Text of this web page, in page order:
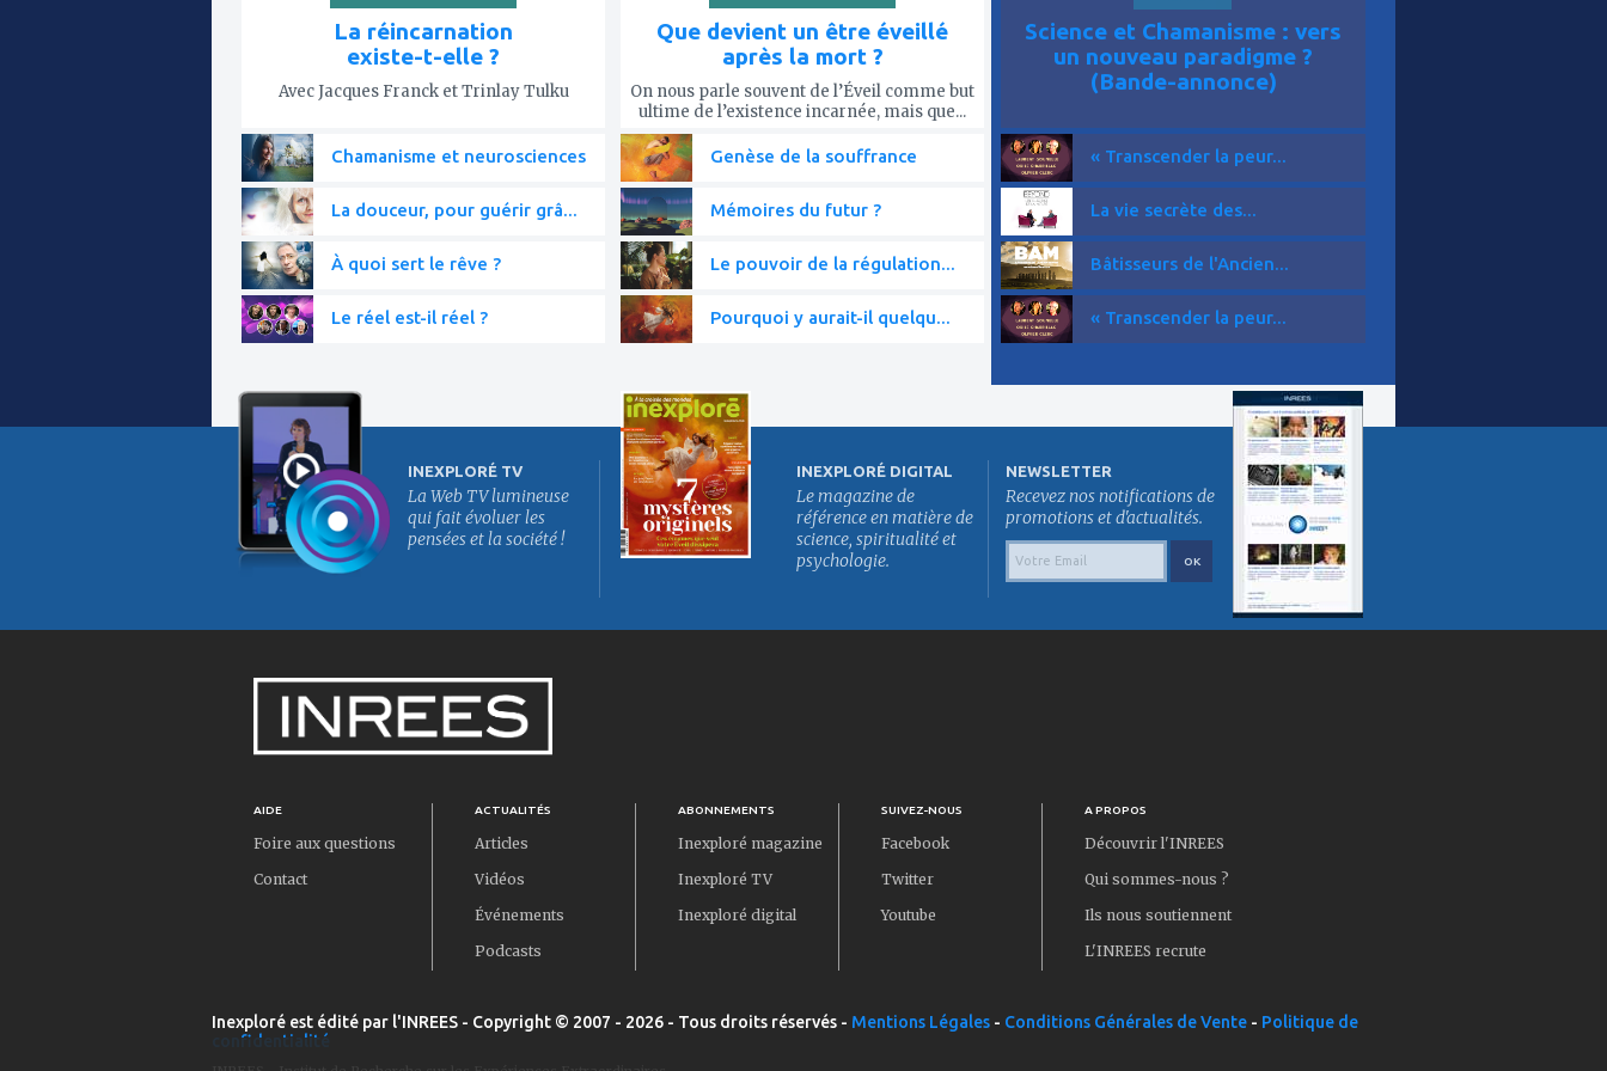
La réincarnation
existe-t-elle ?
Avec Jacques Franck et Trinlay Tulku
Chamanisme et neurosciences
La douceur, pour guérir grâ...
À quoi sert le rêve ?
Le réel est-il réel ?
Que devient un être éveillé
après la mort ?
On nous parle souvent de l’Éveil comme but
ultime de l’existence incarnée, mais que...
Genèse de la souffrance
Mémoires du futur ?
Le pouvoir de la régulation...
Pourquoi y aurait-il quelqu...
Science et Chamanisme : vers
un nouveau paradigme ?
(Bande-annonce)
« Transcender la peur...
La vie secrète des...
Bâtisseurs de l'Ancien...
« Transcender la peur...
INEXPLORÉ TV
La Web TV lumineuse
qui fait évoluer les
pensées et la société !
INEXPLORÉ DIGITAL
Le magazine de
référence en matière de
science, spiritualité et
psychologie.
NEWSLETTER
Recevez nos notifications de
promotions et d'actualités.
AIDE
Foire aux questions
Contact
ACTUALITÉS
Articles
Vidéos
Événements
Podcasts
ABONNEMENTS
Inexploré magazine
Inexploré TV
Inexploré digital
SUIVEZ-NOUS
Facebook
Twitter
Youtube
A PROPOS
Découvrir l'INREES
Qui sommes-nous ?
Ils nous soutiennent
L'INREES recrute
Inexploré est édité par l'INREES - Copyright © 2007 - 2026 - Tous droits réservés - Mentions Légales - Conditions Générales de Vente - Politique de
confidentialité